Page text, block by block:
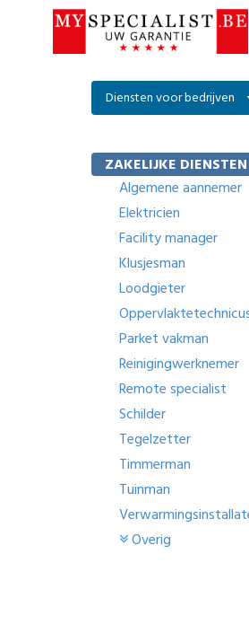
Diensten voor bedrijven
ZAKELIJKE DIENSTEN
Algemene aannemer
Elektricien
Facility manager
Klusjesman
Loodgieter
Parket vakman
Reinigingwerknemer
Remote specialist
Schilder
Tegelzetter
Timmerman
Tuinman
Overig